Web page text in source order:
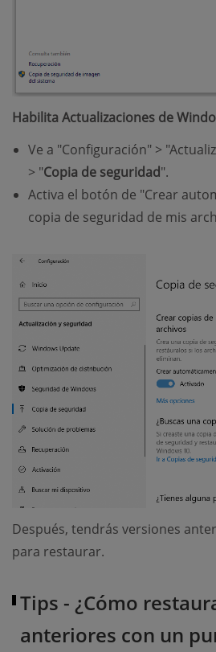
Habilita Actualizaciones de
Ve a "Configuración" >
> "Copia de seguridad".
Activa el botón de "Crear
copia de seguridad de mis
Después, tendrás versiones
para restaurar.
Tips - ¿Cómo
anteriores con un